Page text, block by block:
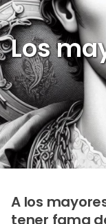
Los
A los
tener fama